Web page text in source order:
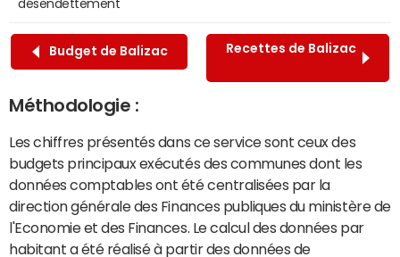
désendettement
Budget de Balizac Recettes de Balizac
Méthodologie :
Les chiffres présentés dans ce service sont ceux des
budgets principaux exécutés des communes dont les
données comptables ont été centralisées par la
direction générale des Finances publiques du ministère de
l'Economie et des Finances. Le calcul des données par
habitant a été réalisé à partir des données de